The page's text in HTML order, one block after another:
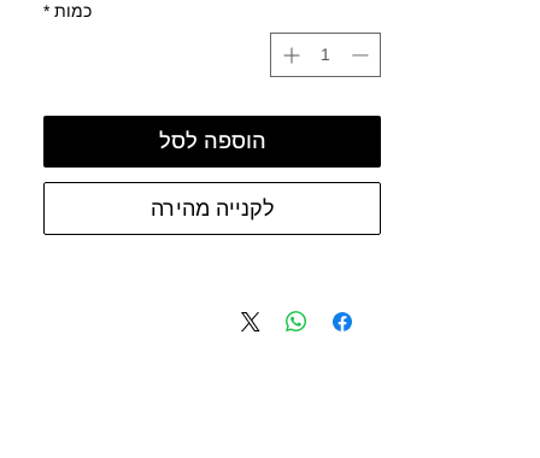
כמות *
הוספה לסל
לקנייה מהירה